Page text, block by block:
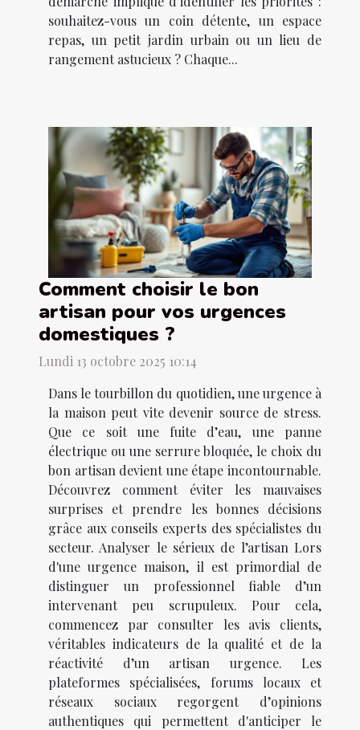
souhaitez-vous un coin détente, un espace
repas, un petit jardin urbain ou un lieu de
rangement astucieux ? Chaque...
Comment choisir le bon
artisan pour vos urgences
domestiques ?
Lundi 13 octobre 2025 10:14
Dans le tourbillon du quotidien, une urgence à
la maison peut vite devenir source de stress.
Que ce soit une fuite d’eau, une panne
électrique ou une serrure bloquée, le choix du
bon artisan devient une étape incontournable.
Découvrez comment éviter les mauvaises
surprises et prendre les bonnes décisions
grâce aux conseils experts des spécialistes du
secteur. Analyser le sérieux de l’artisan Lors
d'une urgence maison, il est primordial de
distinguer un professionnel fiable d’un
intervenant peu scrupuleux. Pour cela,
commencez par consulter les avis clients,
véritables indicateurs de la qualité et de la
réactivité d’un artisan urgence. Les
plateformes spécialisées, forums locaux et
réseaux sociaux regorgent d’opinions
authentiques qui permettent d'anticiper le